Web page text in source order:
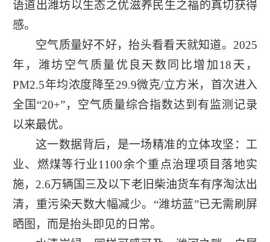
语道出潍坊以生态之优滋养民生之福的真切获得
感。
空气质量好不好，抬头看看天就知道。2025
年，潍坊空气质量优良天数同比增加18天，
PM2.5年均浓度降至29.9微克/立方米，首次进入
全国“20+”，空气质量综合指数达到有监测记录
以来最优。
这一数据背后，是一场精准的立体攻坚：工
业、燃煤等行业1100余个重点治理项目落地实
施，2.6万辆国三及以下老旧柴油货车有序淘汰出
清，重污染天数大幅减少。“潍坊蓝”已无需刷屏
晒图，而是抬头即见的日常。